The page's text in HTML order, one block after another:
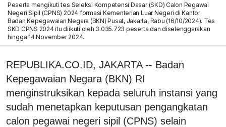
Peserta mengikuti tes Seleksi Kompetensi Dasar (SKD) Calon Pegawai
Negeri Sipil (CPNS) 2024 formasi Kementerian Luar Negeri di Kantor
Badan Kepegawaian Negara (BKN) Pusat, Jakarta, Rabu (16/10/2024). Tes
SKD CPNS 2024 itu diikuti oleh 3.035.723 peserta dan diselenggarakan
hingga 14 November 2024.
REPUBLIKA.CO.ID, JAKARTA -- Badan
Kepegawaian Negara (BKN) RI
menginstruksikan kepada seluruh instansi yang
sudah menetapkan keputusan pengangkatan
calon pegawai negeri sipil (CPNS) selain